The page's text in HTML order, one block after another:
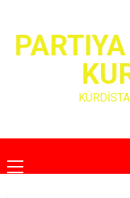
content
Primary
Menu